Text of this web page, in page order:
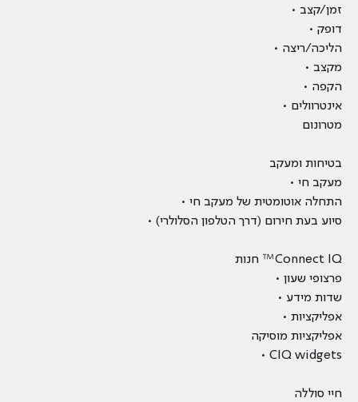
זמן/קצב •
דופק •
הליכה/ריצה •
מקצב •
הקפה •
אינטרוולים •
מטרונום
בטיחות ומעקב
מעקב חי •
התחלה אוטומטית של מעקב חי •
סיוע בעת חירום (דרך הטלפון הסלולרי) •
Connect IQ™ חנות
פרצופי שעון •
שדות מידע •
אפליקציות •
אפליקציות מוסיקה
CIQ widgets •
חיי סוללה